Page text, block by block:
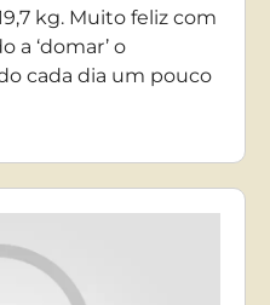
kg. Muito feliz com
a ‘domar’ o
cada dia um pouco